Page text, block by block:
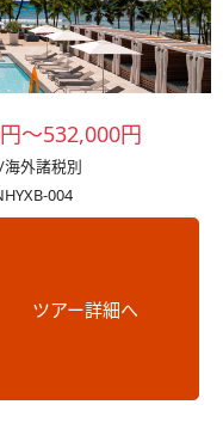
～532,000円
外諸税別
004
ツアー詳細へ